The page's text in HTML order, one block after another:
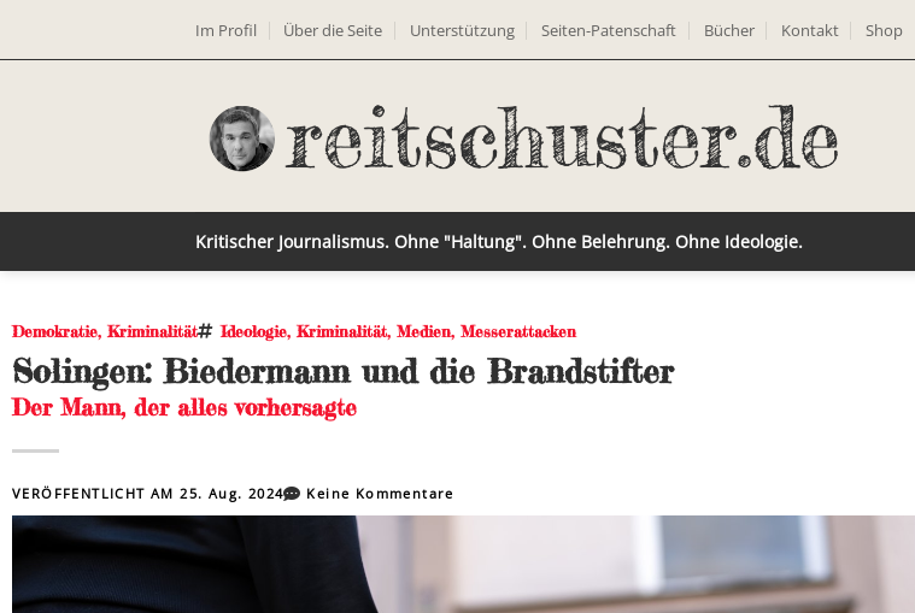
Im Profil Über die Seite Unterstützung Seiten-Patenschaft Bücher Kontakt Shop
Kritischer Journalismus. Ohne "Haltung". Ohne Belehrung. Ohne Ideologie.
Demokratie, Kriminalität Ideologie, Kriminalität, Medien, Messerattacken
Solingen: Biedermann und die Brandstifter
Der Mann, der alles vorhersagte
VERÖFFENTLICHT AM25. Aug. 2024 Keine Kommentare